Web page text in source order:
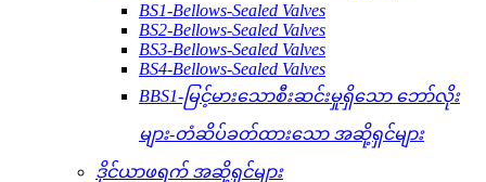
BS1-Bellows-Sealed Valves
BS2-Bellows-Sealed Valves
BS3-Bellows-Sealed Valves
BS4-Bellows-Sealed Valves
BBS1-မြင့်မားသောစီးဆင်းမှုရှိသော ဘော်လိုး
များ-တံဆိပ်ခတ်ထားသော အဆို့ရှင်များ
ဒိုင်ယာဖရက် အဆို့ရှင်များ